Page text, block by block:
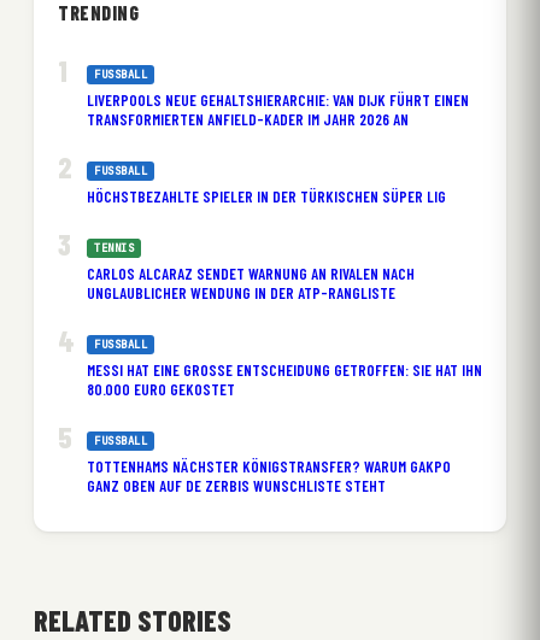
TRENDING
FUSSBALL
LIVERPOOLS NEUE GEHALTSHIERARCHIE: VAN DIJK FÜHRT EINEN
TRANSFORMIERTEN ANFIELD-KADER IM JAHR 2026 AN
FUSSBALL
HÖCHSTBEZAHLTE SPIELER IN DER TÜRKISCHEN SÜPER LIG
TENNIS
CARLOS ALCARAZ SENDET WARNUNG AN RIVALEN NACH
UNGLAUBLICHER WENDUNG IN DER ATP-RANGLISTE
FUSSBALL
MESSI HAT EINE GROSSE ENTSCHEIDUNG GETROFFEN: SIE HAT IHN 8
0.000 EURO GEKOSTET
FUSSBALL
TOTTENHAMS NÄCHSTER KÖNIGSTRANSFER? WARUM GAKPO
GANZ OBEN AUF DE ZERBIS WUNSCHLISTE STEHT
RELATED STORIES